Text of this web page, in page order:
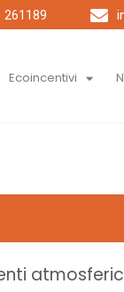
261189
Ecoincentivi